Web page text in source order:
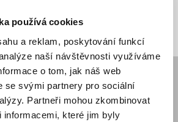
používá cookies
a reklam, poskytování funkcí
naší návštěvnosti využíváme
o tom, jak náš web
se svými partnery pro sociální
Partneři mohou zkombinovat
informacemi, které jim byly
Přihlásit se
Knižní novinky
Dárkové poukazy